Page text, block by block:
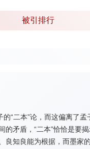
被引排行
“二本”论，而这偏离了
矛盾，“二本”恰恰是要
良知良能为根据，而墨家